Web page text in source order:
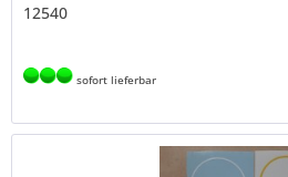
12540
sofort lieferbar